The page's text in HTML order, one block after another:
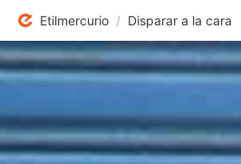
Etilmercurio / Disparar a la cara